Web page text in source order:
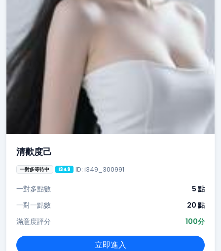
清歡度己
一對多等待中 i349 ID: i349_300991
一對多點數
5 點
一對一點數
20 點
滿意度評分
100分
立即進入